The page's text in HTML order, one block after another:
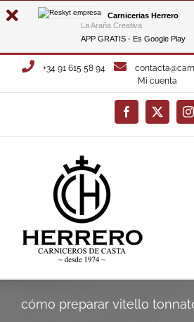
Carnicerias Herrero
La Araña Creativa
APP GRATIS - Es Google Play
Saltar
+34 91 615 58 94
Mi cuenta
Facebook
X
cómo preparar vitello